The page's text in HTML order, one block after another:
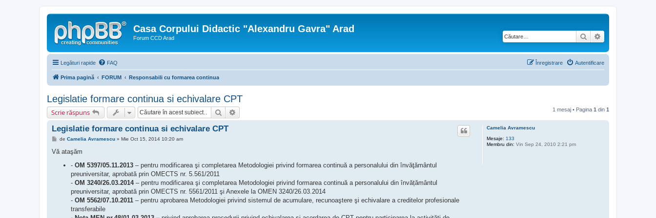
Casa Corpului Didactic "Alexandru Gavra" Arad
Forum CCD Arad Căutare
Legături rapide FAQ Autentificare
Înregistrare
Prima pagină FORUM Responsabili cu formarea continua
Legislatie formare continua si echivalare CPT
Scrie răspuns Căutare 1 mesaj • Pagina 1 din 1
Camelia Avramescu
Mesaje: 133
Membru din: Vin Sep 24, 2010 2:21 pm
Legislatie formare continua si echivalare CPT
M
s
de Camelia Avramescu» Mie Oct 15, 2014 10:20 am
Vă ataşăm
- OM 5397/05.11.2013 – pentru modificarea şi completarea Metodologiei privind formarea continuă a personalului din învăţământul
preuniversitar, aprobată prin OMECTS nr. 5.561/2011
- OM 3240/26.03.2014– pentru modificarea şi completarea Metodologiei privind formarea continuă a personalului din învățământul
preuniversitar, aprobată prin OMECTS nr. 5561/2011 şi Anexele la OMEN 3240/26.03.2014
- OM 5562/07.10.2011 – pentru aprobarea Metodologiei privind sistemul de acumulare, recunoaştere şi echivalare a creditelor profesionale
transferabile